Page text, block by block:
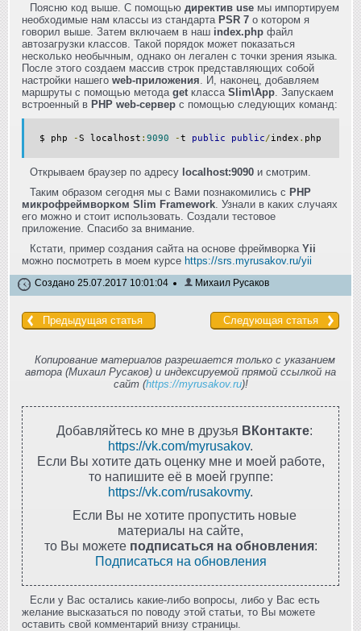
Поясню код выше. С помощью директив use мы импортируем
необходимые нам классы из стандарта PSR 7 о котором я
говорил выше. Затем включаем в наш index.php файл
автозагрузки классов. Такой порядок может показаться
несколько необычным, однако он легален с точки зрения языка.
После этого создаем массив строк представляющих собой
настройки нашего web-приложения . И, наконец, добавляем
маршруты с помощью метода get класса Slim\App . Запускаем
встроенный в PHP web-сервер с помощью следующих команд:
$ php -S localhost : 9090 -t public public/index . php
Открываем браузер по адресу localhost:9090 и смотрим.
Таким образом сегодня мы с Вами познакомились с PHP
микрофреймворком Slim Framework . Узнали в каких случаях
его можно и стоит использовать. Создали тестовое
приложение. Спасибо за внимание.
Кстати, пример создания сайта на основе фреймворка Yii
можно посмотреть в моем курсе https://srs.myrusakov.ru/yii
Создано 25.07.2017 10:01:04 Михаил Русаков
Предыдущая статья Следующая статья
Копирование материалов разрешается только с указанием
автора (Михаил Русаков) и индексируемой прямой ссылкой на
сайт (https://myrusakov.ru)!
Добавляйтесь ко мне в друзья ВКонтакте:
https://vk.com/myrusakov.
Если Вы хотите дать оценку мне и моей работе,
то напишите её в моей группе:
https://vk.com/rusakovmy.
Если Вы не хотите пропустить новые
материалы на сайте,
то Вы можете подписаться на обновления:
Подписаться на обновления
Если у Вас остались какие-либо вопросы, либо у Вас есть
желание высказаться по поводу этой статьи, то Вы можете
оставить свой комментарий внизу страницы.